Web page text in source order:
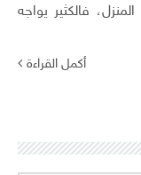
فالكثير يواجه
أكمل القراءة